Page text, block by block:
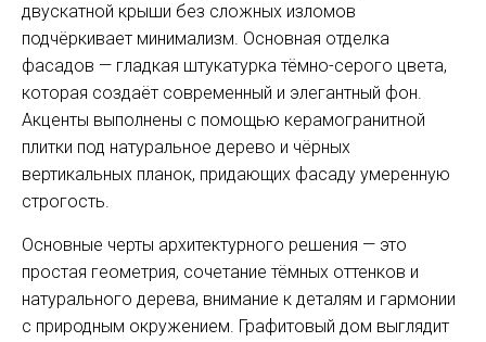
двускатной крыши без сложных изломов
подчёркивает минимализм. Основная отделка
фасадов — гладкая штукатурка тёмно-серого цвета,
которая создаёт современный и элегантный фон.
Акценты выполнены с помощью керамогранитной
плитки под натуральное дерево и чёрных
вертикальных планок, придающих фасаду умеренную
строгость.
Основные черты архитектурного решения — это
простая геометрия, сочетание тёмных оттенков и
натурального дерева, внимание к деталям и гармонии
с природным окружением. Графитовый дом выглядит